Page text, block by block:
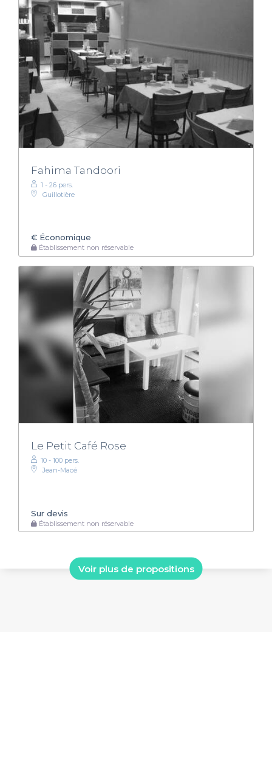
Fahima Tandoori
1 - 26 pers.
Guillotière
€ Économique
Établissement non réservable
Le Petit Café Rose
10 - 100 pers.
Jean-Macé
Sur devis
Établissement non réservable
Voir plus de propositions